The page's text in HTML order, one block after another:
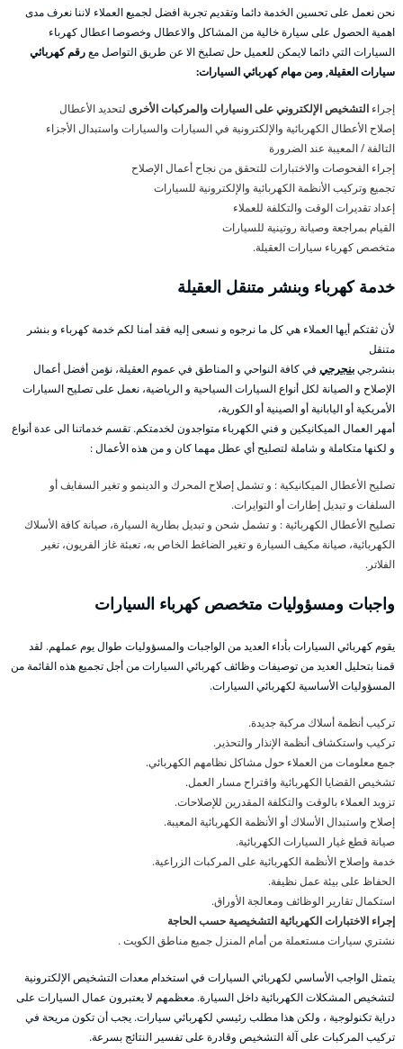
نحن نعمل على تحسين الخدمة دائما وتقديم تجربة افضل لجميع العملاء لاننا نعرف مدى
اهمية الحصول على سيارة خالية من المشاكل والاعطال وخصوصا اعطال كهرباء
السيارات التي دائما لايمكن للعميل حل تصليخ الا عن طريق التواصل معرقم كهربائي
سيارات العقيلة, ومن مهام كهربائي السيارات:
إجراء التشخيص الإلكتروني على السيارات والمركبات الأخرى لتحديد الأعطال
إصلاح الأعطال الكهربائية والإلكترونية في السيارات والسيارات واستبدال الأجزاء
التالفة / المعيبة عند الضرورة
إجراء الفحوصات والاختبارات للتحقق من نجاح أعمال الإصلاح
تجميع وتركيب الأنظمة الكهربائية والإلكترونية للسيارات
إعداد تقديرات الوقت والتكلفة للعملاء
القيام بمراجعة وصيانة روتينية للسيارات
متخصص كهرباء سيارات العقيلة.
خدمة كهرباء وبنشر متنقل العقيلة
لأن ثقتكم أيها العملاء هي كل ما نرجوه و نسعى إليه فقد أمنا لكم خدمة كهرباء و بنشر
متنقل
بنشرجيبنجرجي في كافة النواحي و المناطق في عموم العقيلة، نؤمن أفضل أعمال
الإصلاح و الصيانة لكل أنواع السيارات السياحية و الرياضية، نعمل على تصليح السيارات
الأمريكية أو اليابانية أو الصينية أو الكورية،
أمهر العمال الميكانيكين و فني الكهرباء متواجدون لخدمتكم. تقسم خدماتنا الى عدة أنواع
و لكنها متكاملة و شاملة لتصليح أي عطل مهما كان و من هذه الأعمال :
تصليح الأعطال الميكانيكية : و تشمل إصلاح المحرك و الدينمو و تغير السفايف أو
السلفات و تبديل إطارات أو التوايرات.
تصليح الأعطال الكهربائية : و تشمل شحن و تبديل بطارية السيارة، صيانة كافة الأسلاك
الكهربائية، صيانة مكيف السيارة و تغير الضاغط الخاص به، تعبئة غاز الفريون، تغير
الفلاتر.
واجبات ومسؤوليات متخصص كهرباء السيارات
يقوم كهربائي السيارات بأداء العديد من الواجبات والمسؤوليات طوال يوم عملهم. لقد
قمنا بتحليل العديد من توصيفات وظائف كهربائي السيارات من أجل تجميع هذه القائمة من
المسؤوليات الأساسية لكهربائي السيارات.
تركيب أنظمة أسلاك مركبة جديدة.
تركيب واستكشاف أنظمة الإنذار والتحذير.
جمع معلومات من العملاء حول مشاكل نظامهم الكهربائي.
تشخيص القضايا الكهربائية واقتراح مسار العمل.
تزويد العملاء بالوقت والتكلفة المقدرين للإصلاحات.
إصلاح واستبدال الأسلاك أو الأنظمة الكهربائية المعيبة.
صيانة قطع غيار السيارات الكهربائية.
خدمة وإصلاح الأنظمة الكهربائية على المركبات الزراعية.
الحفاظ على بيئة عمل نظيفة.
استكمال تقارير الوظائف ومعالجة الأوراق.
إجراء الاختبارات الكهربائية التشخيصية حسب الحاجة
نشتري سيارات مستعملة من أمام المنزل جميع مناطق الكويت .
يتمثل الواجب الأساسي لكهربائي السيارات في استخدام معدات التشخيص الإلكترونية
لتشخيص المشكلات الكهربائية داخل السيارة. معظمهم لا يعتبرون عمال السيارات على
دراية تكنولوجية ، ولكن هذا مطلب رئيسي لكهربائي سيارات. يجب أن تكون مريحة في
تركيب المركبات على آلة التشخيص وقادرة على تفسير النتائج بسرعة.